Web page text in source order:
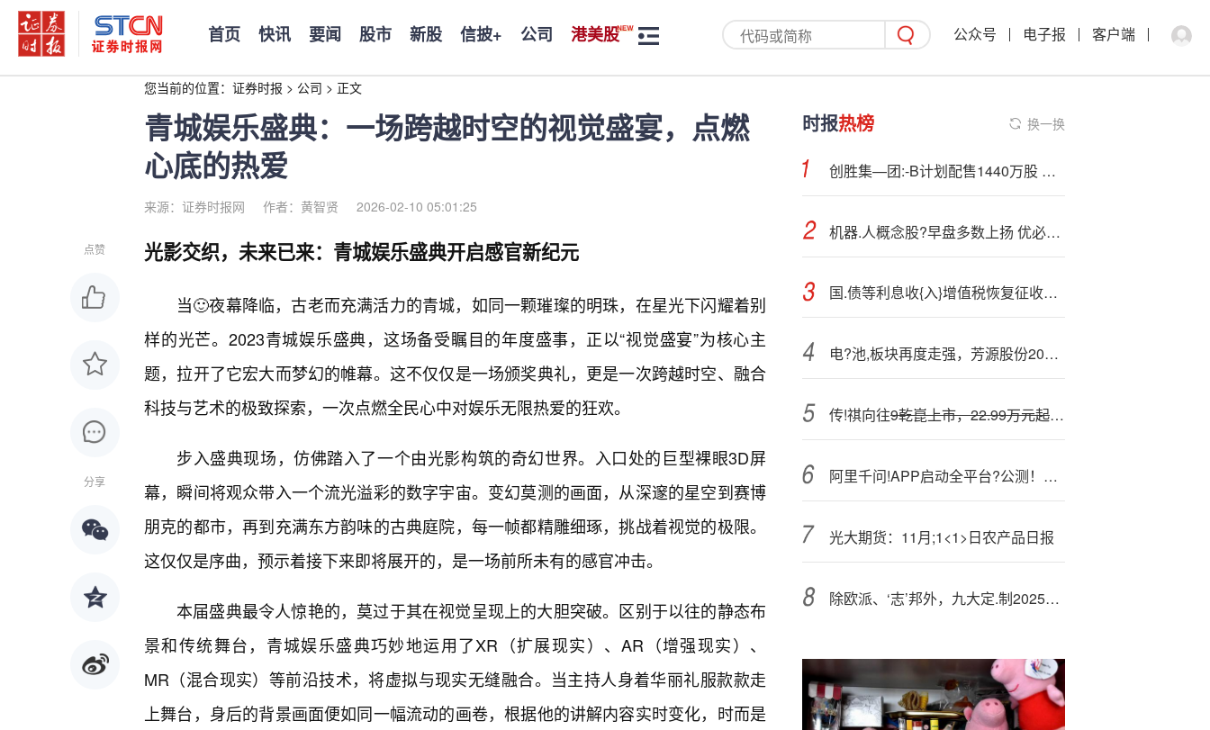
首页 快讯 要闻 股市 新股 信披+ 公司 港美股 公众号 电子报 客户端
您当前的位置： 证券时报 > 公司 > 正文
青城娱乐盛典：一场跨越时空的视觉盛宴，点燃
心底的热爱
来源：证券时报网 作者：黄智贤 2026-02-10 05:01:25
点赞
分享
光影交织，未来已来：青城娱乐盛典开启感官新纪元
当🙂夜幕降临，古老而充满活力的青城，如同一颗璀璨的明珠，在星光下闪耀着别
样的光芒。2023青城娱乐盛典，这场备受瞩目的年度盛事，正以“视觉盛宴”为核心主
题，拉开了它宏大而梦幻的帷幕。这不仅仅是一场颁奖典礼，更是一次跨越时空、融合
科技与艺术的极致探索，一次点燃全民心中对娱乐无限热爱的狂欢。
步入盛典现场，仿佛踏入了一个由光影构筑的奇幻世界。入口处的巨型裸眼3D屏
幕，瞬间将观众带入一个流光溢彩的数字宇宙。变幻莫测的画面，从深邃的星空到赛博
朋克的都市，再到充满东方韵味的古典庭院，每一帧都精雕细琢，挑战着视觉的极限。
这仅仅是序曲，预示着接下来即将展开的，是一场前所未有的感官冲击。
本届盛典最令人惊艳的，莫过于其在视觉呈现上的大胆突破。区别于以往的静态布
景和传统舞台，青城娱乐盛典巧妙地运用了XR（扩展现实）、AR（增强现实）、
MR（混合现实）等前沿技术，将虚拟与现实无缝融合。当主持人身着华丽礼服款款走
上舞台，身后的背景画面便如同一幅流动的画卷，根据他的讲解内容实时变化，时而是
时报热榜 换一换
创胜集—团:-B计划配售1440万股 净筹5934万港元
机器.人概念股?早盘多数上扬 优必选涨逾6%越疆涨逾5%
国.债等利息收{入}增值税恢复征收，对债市、财政、银行、个人影响几何？
电?池,板块再度走强，芳源股份20%涨停
传!祺向往9乾崑上市，22.99万元起主打高配入门
阿里千问!APP启动全平台?公测！核心定位“会聊天、能办事”，计划接入地图、外卖、购物等场景，国际版将与ChatGPT争夺海外用户
光大期货：11月;1<1>日农产品日报
除欧派、‘志’邦外，九大定.制2025前三季度报一览：索菲亚70.08亿、尚品宅配25.5亿、金牌23.68亿、好莱客12.65亿等